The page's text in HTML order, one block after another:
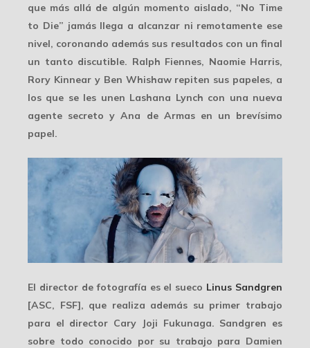
que más allá de algún momento aislado, “No Time
to Die” jamás llega a alcanzar ni remotamente ese
nivel, coronando además sus resultados con un final
un tanto discutible. Ralph Fiennes, Naomie Harris,
Rory Kinnear y Ben Whishaw repiten sus papeles, a
los que se les unen Lashana Lynch con una nueva
agente secreto y Ana de Armas en un brevísimo
papel.
El director de fotografía es el sueco Linus Sandgren
[ASC, FSF], que realiza además su primer trabajo
para el director Cary Joji Fukunaga. Sandgren es
sobre todo conocido por su trabajo para Damien